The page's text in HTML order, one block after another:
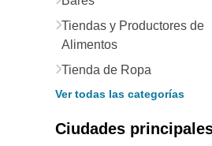
Tiendas y Productores de
Alimentos
Tienda de Ropa
Ver todas las categorías
Ciudades